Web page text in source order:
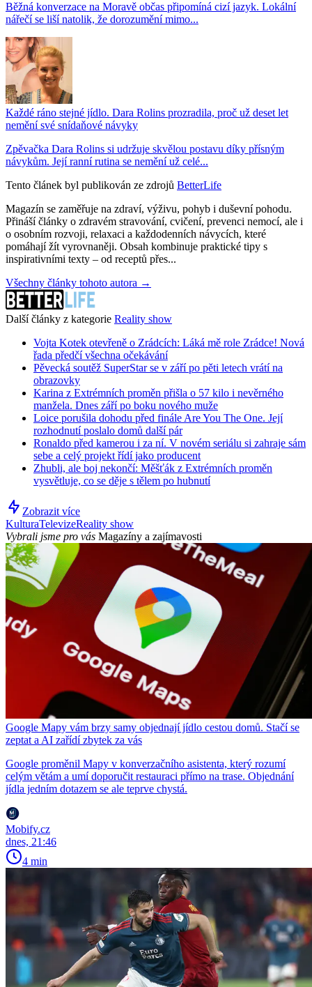
Běžná konverzace na Moravě občas připomíná cizí jazyk. Lokální
nářečí se liší natolik, že dorozumění mimo...
Každé ráno stejné jídlo. Dara Rolins prozradila, proč už deset let
nemění své snídaňové návyky
Zpěvačka Dara Rolins si udržuje skvělou postavu díky přísným
návykům. Její ranní rutina se nemění už celé...
Tento článek byl publikován ze zdrojů BetterLife
Magazín se zaměřuje na zdraví, výživu, pohyb i duševní pohodu.
Přináší články o zdravém stravování, cvičení, prevenci nemocí, ale i
o osobním rozvoji, relaxaci a každodenních návycích, které
pomáhají žít vyrovnaněji. Obsah kombinuje praktické tipy s
inspirativními texty – od receptů přes...
Všechny články tohoto autora →
Další články z kategorie Reality show
Vojta Kotek otevřeně o Zrádcích: Láká mě role Zrádce! Nová
řada předčí všechna očekávání
Pěvecká soutěž SuperStar se v září po pěti letech vrátí na
obrazovky
Karina z Extrémních proměn přišla o 57 kilo i nevěrného
manžela. Dnes září po boku nového muže
Loice porušila dohodu před finále Are You The One. Její
rozhodnutí poslalo domů další pár
Ronaldo před kamerou i za ní. V novém seriálu si zahraje sám
sebe a celý projekt řídí jako producent
Zhubli, ale boj nekončí: Měšťák z Extrémních proměn
vysvětluje, co se děje s tělem po hubnutí
Zobrazit více
KulturaTelevizeReality show
Vybrali jsme pro vás Magazíny a zajímavosti
Google Mapy vám brzy samy objednají jídlo cestou domů. Stačí se
zeptat a AI zařídí zbytek za vás
Google proměnil Mapy v konverzačního asistenta, který rozumí
celým větám a umí doporučit restauraci přímo na trase. Objednání
jídla jedním dotazem se ale teprve chystá.
Mobify.cz
dnes, 21:46
4 min